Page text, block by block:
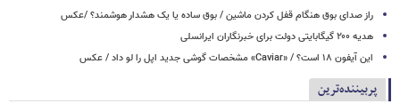
راز صدای بوق هنگام قفل کردن ماشین / بوق ساده یا یک هشدار هوشمند؟ /عکس
هدیه ۲۰۰ گیگابایتی دولت برای خبرنگاران ایرانسلی
این آیفون ۱۸ است؟ / «Caviar» مشخصات گوشی جدید اپل را لو داد / عکس
پربیننده‌ترین